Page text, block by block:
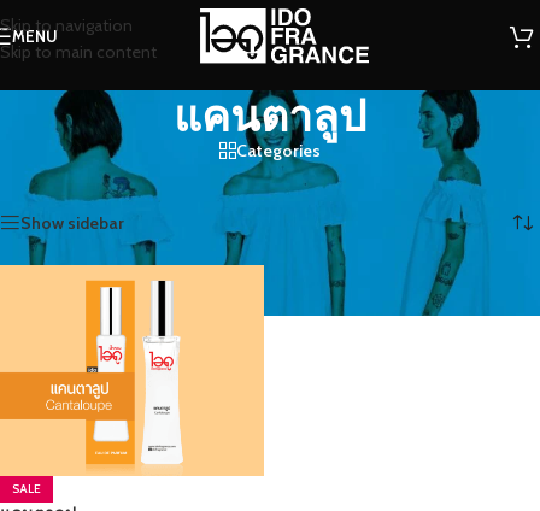
Skip to navigation
Skip to main content
MENU
แคนตาลูป
Categories
หน้าหลัก/สินค้าที่มีป้ายกำกับ “แคนตาลูป” แสดง 1 รายการ
Show sidebar
SALE